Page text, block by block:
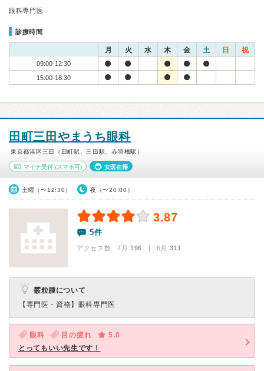
眼科専門医
診療時間
月 火 水 木 金 土 日 祝
09:00-12:30
15:00-18:30
田町三田やまうち眼科
東京都港区三田（田町駅、三田駅、赤羽橋駅）
マイナ受付 (スマホ可) 女医在籍
土曜（〜12:30） 夜（〜20:00）
3.87
5件
アクセス数 7月:196 | 6月:311
霰粒腫について
【専門医・資格】 眼科専門医
眼科 目の疲れ
5.0
とってもいい先生です！